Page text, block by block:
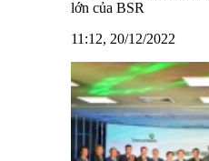
lớn của BSR
11:12, 20/12/2022